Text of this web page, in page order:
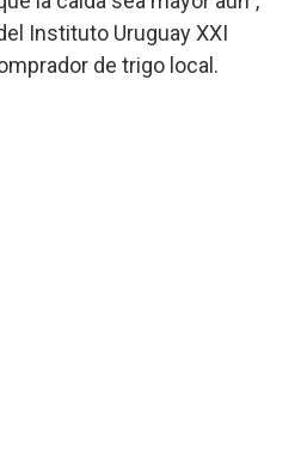
Instituto Uruguay XXI
de trigo local.